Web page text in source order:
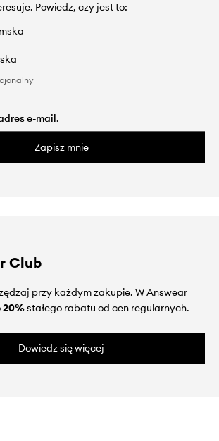
Powiedz, czy jest to:
Zapisz mnie
Club
przy każdym zakupie. W Answear
20%stałego rabatu od cen regularnych.
Dowiedz się więcej